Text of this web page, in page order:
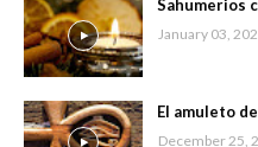
Sahumerios
January 03,
El amuleto
December 25,